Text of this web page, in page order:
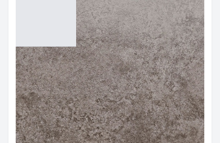
กระเบื้องปูพื้น (FLOORING TILES)
กระเบื้องแกรนิตโต้ (GRANITO TILES)
กระเบื้องลายหิน PREDA DARK
GREY Grey AST66006
Size: 60x60 cm
Color: Grey